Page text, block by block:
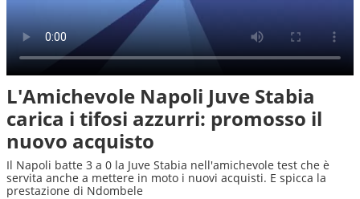
L'Amichevole Napoli Juve Stabia
carica i tifosi azzurri: promosso il
nuovo acquisto
Il Napoli batte 3 a 0 la Juve Stabia nell'amichevole test che è
servita anche a mettere in moto i nuovi acquisti. E spicca la
prestazione di Ndombele